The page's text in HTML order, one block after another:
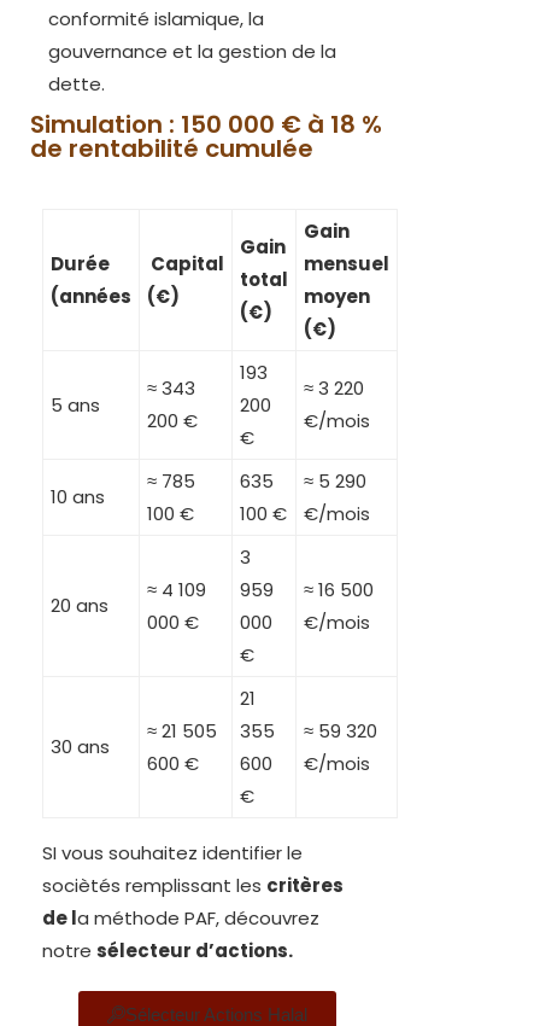
conformité islamique, la
gouvernance et la gestion de la
dette.
Simulation : 150 000 € à 18 %
de rentabilité cumulée
Durée
(années
Capital
(€)
Gain
total
(€)
Gain
mensuel
moyen
(€)
5 ans
≈ 343
200 €
193
200
€
≈ 3 220
€/mois
10 ans
≈ 785
100 €
635
100 €
≈ 5 290
€/mois
20 ans
≈ 4 109
000 €
3
959
000
€
≈ 16 500
€/mois
30 ans
≈ 21 505
600 €
21
355
600
€
≈ 59 320
€/mois
SI vous souhaitez identifier le
sociètés remplissant les critères
de la méthode PAF, découvrez
notre sélecteur d’actions.
Sélecteur Actions Halal